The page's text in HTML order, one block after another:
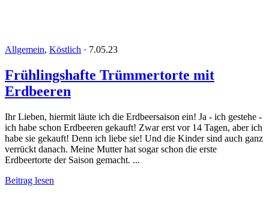
Allgemein, Köstlich · 7.05.23
Frühlingshafte Trümmertorte mit
Erdbeeren
Ihr Lieben, hiermit läute ich die Erdbeersaison ein! Ja - ich gestehe -
ich habe schon Erdbeeren gekauft! Zwar erst vor 14 Tagen, aber ich
habe sie gekauft! Denn ich liebe sie! Und die Kinder sind auch ganz
verrückt danach. Meine Mutter hat sogar schon die erste
Erdbeertorte der Saison gemacht. ...
Beitrag lesen